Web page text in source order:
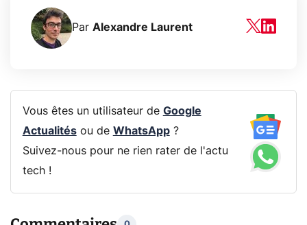
Par Alexandre Laurent
Vous êtes un utilisateur de Google
Actualitésou de WhatsApp?
Suivez-nous pour ne rien rater de l'actu
tech !